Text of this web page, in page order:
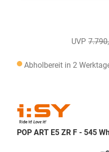
Abholbereit in 2
POP ART E5 ZR F - 545